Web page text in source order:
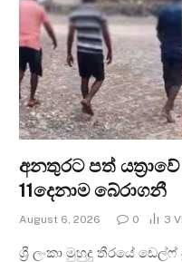
අනතුරට පත්
11දෙනාම බේරාගනී
August 6, 2026 0 3
ශ්‍රී ලංකා මුහුදු තීරයේ